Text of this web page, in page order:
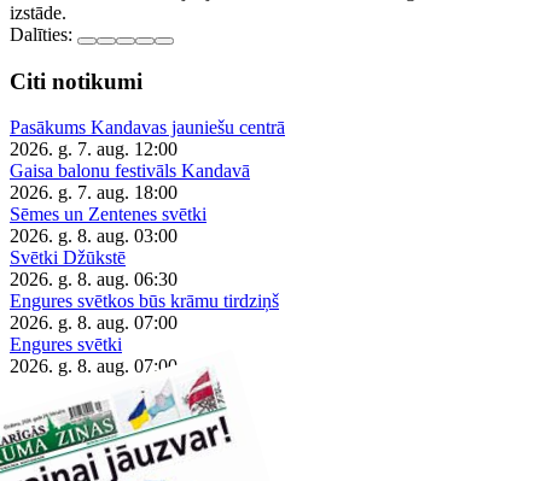
izstāde.
Dalīties:
Citi notikumi
Pasākums Kandavas jauniešu centrā
2026. g. 7. aug. 12:00
Gaisa balonu festivāls Kandavā
2026. g. 7. aug. 18:00
Sēmes un Zentenes svētki
2026. g. 8. aug. 03:00
Svētki Džūkstē
2026. g. 8. aug. 06:30
Engures svētkos būs krāmu tirdziņš
2026. g. 8. aug. 07:00
Engures svētki
2026. g. 8. aug. 07:00